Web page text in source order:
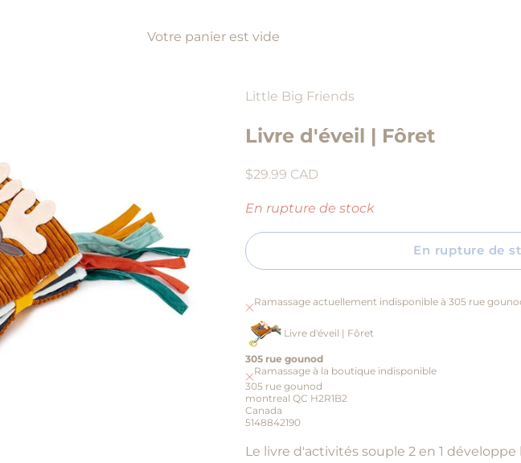
Votre panier est vide
Little Big Friends
Livre d'éveil | Fôret
Prix de vente
$29.99 CAD
En rupture de stock
En rupture de
Ramassage actuellement indisponible à 305 rue
Livre d'éveil | Fôret
305 rue gounod
Ramassage à la boutique indisponible
305 rue gounod
montreal QC H2R1B2
Canada
5148842190
Le livre d'activités souple 2 en 1